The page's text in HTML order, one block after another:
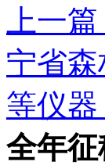
上一
宁省
等仪器
全年